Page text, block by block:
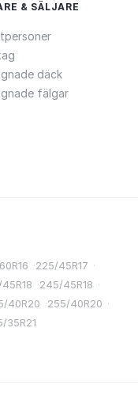
& SÄLJARE
däck
fälgar
·225/45R17 ·
·245/45R18 ·
40R20 ·255/40R20 ·
35R21